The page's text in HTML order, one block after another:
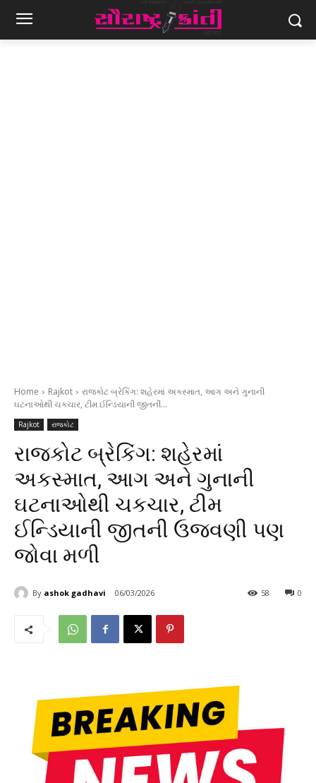
Home Rajkot
રાજકોટ બ્રેકિંગ: શહેરમાં અકસ્માત, આગ અને ગુનાની
ઘટનાઓથી ચકચાર, ટીમ ઈન્ડિયાની જીતની...
Rajkot રાજકોટ
રાજકોટ બ્રેકિંગ: શહેરમાં
અકસ્માત, આગ અને ગુનાની
ઘટનાઓથી ચકચાર, ટીમ
ઈન્ડિયાની જીતની ઉજવણી પણ
જોવા મળી
By ashok gadhavi 06/03/2026 0
58